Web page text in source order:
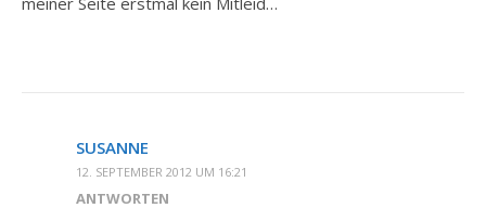
SUSANNE
12. SEPTEMBER 2012 UM 16:21
ANTWORTEN